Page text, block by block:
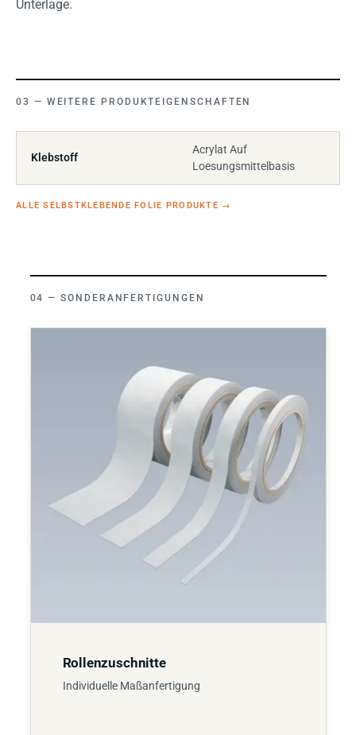
Unterlage.
WEITERE PRODUKTEIGENSCHAFTEN
Klebstoff
Acrylat Auf
Loesungsmittelbasis
ALLE SELBSTKLEBENDE FOLIE PRODUKTE →
SONDERANFERTIGUNGEN
Rollenzuschnitte
Individuelle Maßanfertigung